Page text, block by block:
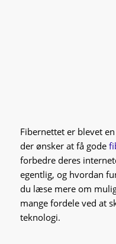
Fibernettet er blevet
der ønsker at få gode
forbedre deres
egentlig, og hvordan
du læse mere om
mange fordele ved at
teknologi.